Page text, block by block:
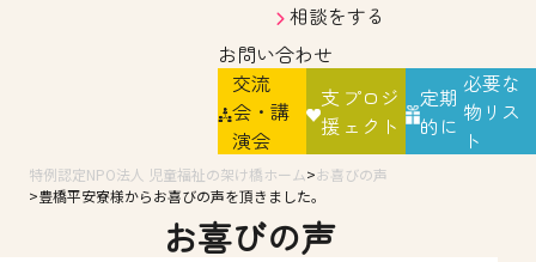
相談をする
お問い合わせ
交流
会・講
演会
支
援
プロジ
ェクト
定期
的に
必要な
物リス
ト
特例認定NPO法人 児童福祉の架け橋ホーム
お喜びの声
豊橋平安寮様からお喜びの声を頂きました。
お喜びの声